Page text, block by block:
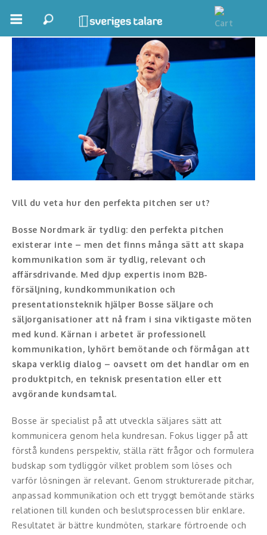
Inspirerande Föreläsare
Personlig utveckling, målsättning
Moderator, konferencier
Moderator
Konferencier
Workshopledare, facilitator
Radio och TV-profiler
Underhållning och event
Humoristiska föredrag
Ljus och belysning
Konst
Bosse Nordmark
Vill du veta hur den perfekta pitchen ser ut?
Bosse Nordmark är tydlig: den perfekta pitchen
existerar inte – men det finns många sätt att skapa
kommunikation som är tydlig, relevant och
affärsdrivande. Med djup expertis inom B2B-
försäljning, kundkommunikation och
presentationsteknik hjälper Bosse säljare och
säljorganisationer att nå fram i sina viktigaste möten
med kund. Kärnan i arbetet är professionell
kommunikation, lyhört bemötande och förmågan att
skapa verklig dialog – oavsett om det handlar om en
produktpitch, en teknisk presentation eller ett
avgörande kundsamtal.
Bosse är specialist på att utveckla säljares sätt att
kommunicera genom hela kundresan. Fokus ligger på att
förstå kundens perspektiv, ställa rätt frågor och formulera
budskap som tydliggör vilket problem som löses och
varför lösningen är relevant. Genom strukturerade pitchar,
anpassad kommunikation och ett tryggt bemötande stärks
relationen till kunden och beslutsprocessen blir enklare.
Resultatet är bättre kundmöten, starkare förtroende och